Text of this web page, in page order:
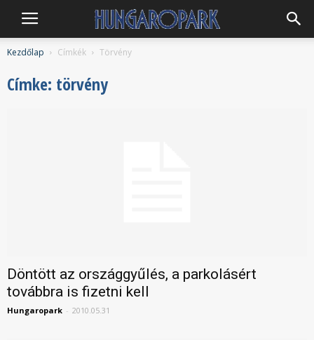
Hungaropark
Kezdőlap Címkék Törvény
Címke: törvény
Döntött az országgyűlés, a parkolásért
továbbra is fizetni kell
Hungaropark - 2010.05.31